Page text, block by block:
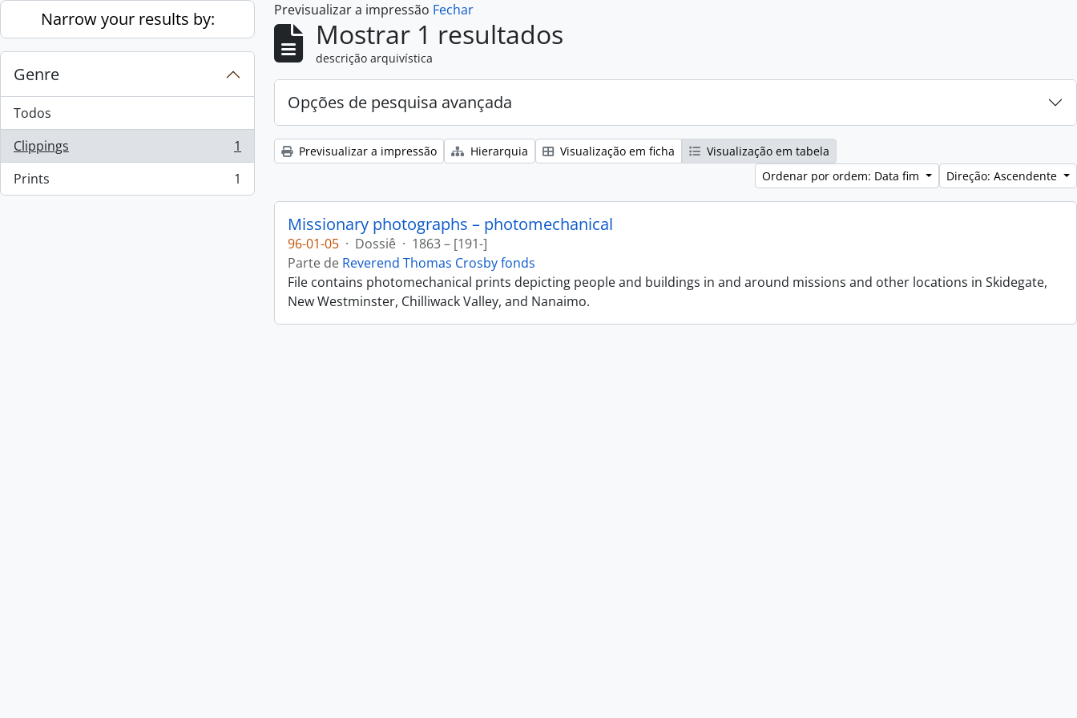
Skip to main content
Narrow your results by:
Genre
Todos
Clippings
, 1 resultados
1
Prints
, 1 resultados 1
Previsualizar a impressão Fechar
Mostrar 1 resultados
descrição arquivística
Opções de pesquisa avançada
Previsualizar a impressão Hierarquia Visualização em ficha
Visualização em tabela
Ordenar por ordem: Data fim
Direção: Ascendente
Missionary photographs – photomechanical
96-01-05 · Dossiê · 1863 – [191-]
Parte de Reverend Thomas Crosby fonds
File contains photomechanical prints depicting people and buildings in and around missions and other locations in Skidegate,
New Westminster, Chilliwack Valley, and Nanaimo.